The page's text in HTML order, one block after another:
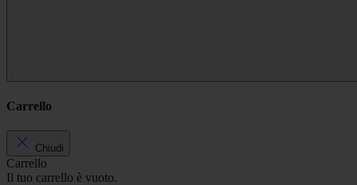
Carrello
Chiudi
Carrello
Il tuo carrello è vuoto.